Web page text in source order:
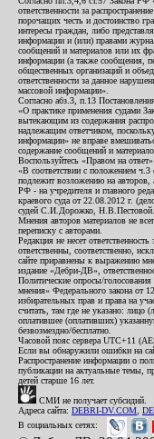
ответственности за
порочащих честь и достоинство
интересы граждан, либо
информации и (или) правами
сообщений и материалов или их
информации (а также сообщения,
общественных организаций и
ответственности за данное
массовой информации».
Согласно абз.3, п.13
«О практике применения судами
вытекающим из содержания
надлежащим ответчиком,
информации» не вправе
содержание сообщений и
Воспользуйтесь «Правом на
«В соответствии с положением
подлежит возложению на
РФ - на учредителя и главного
краевого суда от 22.08.2012 г.
судей С.И.Дорожко, Н.В.Пестовой.
Мнения авторов материалов не
переписку с авторами.
Редакция не несет
ответственны, соответственно,
сайте приравнены к выражению
издание «Дебри-ДВ»,
Политические опросы/
мнения» Федерального закона от
избирательных прав и права на
считать, там где не указано: лицо
оплатившее (оплативших)
безвозмездно/бесплатно.
Часовой пояс сервера UTC+11
Если вы обнаружили ошибки на
Распространение информации о
публикации на актуальные темы,
детей старше 16 лет.
СМИ не получает субсидий.
Адреса сайта: DEBRI-DV.COM
В социальных сетях: